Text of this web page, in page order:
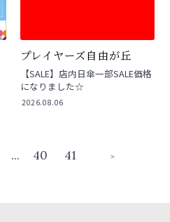
プレイヤーズ自由が丘
【SALE】店内日傘一部SALE価格
になりました☆
2026.08.06
... 40 41 ＞